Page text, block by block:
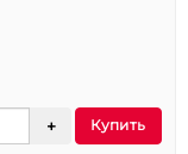
Купить